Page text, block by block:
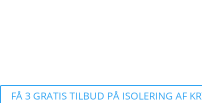
FÅ 3 GRATIS TILBUD PÅ ISOLERING AF